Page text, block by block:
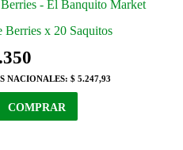
Berries x 20 Saquitos
NACIONALES: $ 5.247,93
COMPRAR